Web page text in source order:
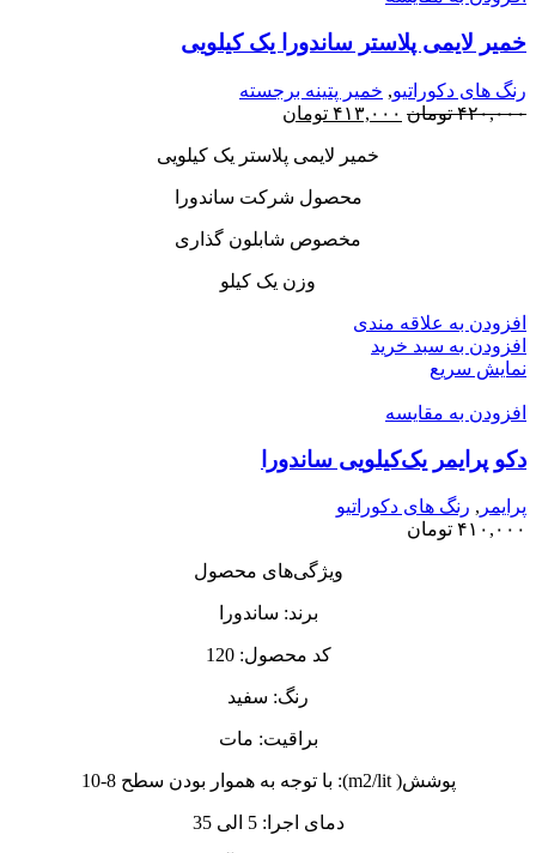
خمیر لایمی پلاستر ساندورا یک کیلویی
رنگ های دکوراتیو, خمیر پتینه برجسته
۴۲۰,۰۰۰ تومان قیمت
۴۲۰,۰۰۰ تومان
۴۱۳,۰۰۰ تومان
۴۱۳,۰۰۰ تومان.
خمیر لایمی پلاستر یک کیلویی
محصول شرکت ساندورا
مخصوص شابلون گذاری
وزن یک کیلو
افزودن به علاقه مندی
افزودن به سبد خرید
نمایش سریع
افزودن به مقایسه
دکو پرایمر یک‌کیلویی ساندورا
پرایمر , رنگ های دکوراتیو
۴۱۰,۰۰۰ تومان
ویژگی‌های محصول
برند: ساندورا
کد محصول: 120
رنگ: سفید
براقیت: مات
پوشش( m2/lit): با توجه به هموار بودن سطح 8-10
دمای اجرا: 5 الی 35